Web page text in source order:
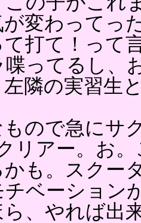
が変わってっ
て打て！って
ってるし、
左隣の実習生
ので急にサ
リアー。お
も。スクー
チベーション
ら、やれば出